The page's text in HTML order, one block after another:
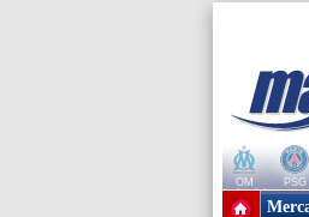
OM PSG
+ de clubs